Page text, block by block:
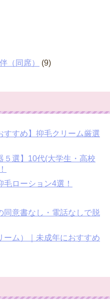
（同席） (9)
すすめ】抑毛クリーム厳選
５選】10代(大学生・高校
毛ローション4選！
同意書なし・電話なしで脱
ーム）｜未成年におすすめ